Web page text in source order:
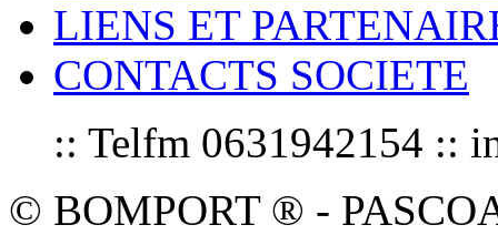
LIENS ET
CONTACTS SOCIETE
:: Telfm 0631942154 ::
© BOMPORT ® -